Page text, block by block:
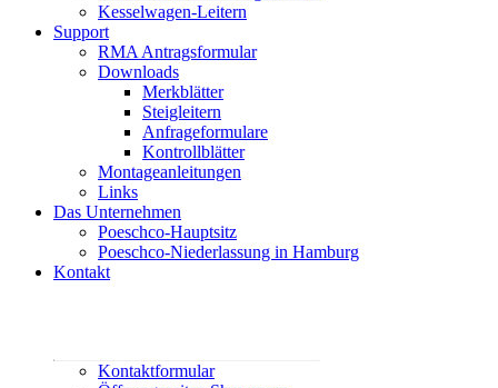
Kesselwagen-Leitern
Support
RMA Antragsformular
Downloads
Merkblätter
Steigleitern
Anfrageformulare
Kontrollblätter
Montageanleitungen
Links
Das Unternehmen
Poeschco-Hauptsitz
Poeschco-Niederlassung in Hamburg
Kontakt
Kontaktformular